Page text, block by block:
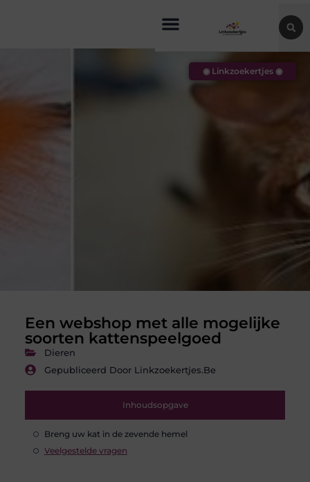
Een webshop met alle mogelijke
soorten kattenspeelgoed
Dieren
Gepubliceerd Door Linkzoekertjes.be
Inhoudsopgave
Breng uw kat in de zevende hemel
Veelgestelde vragen
◉ Linkzoekertjes ◉